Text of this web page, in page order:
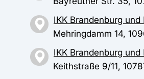
IKK Brandenburg und
Mehringdamm 14,
IKK Brandenburg und
Keithstraße 9/11,